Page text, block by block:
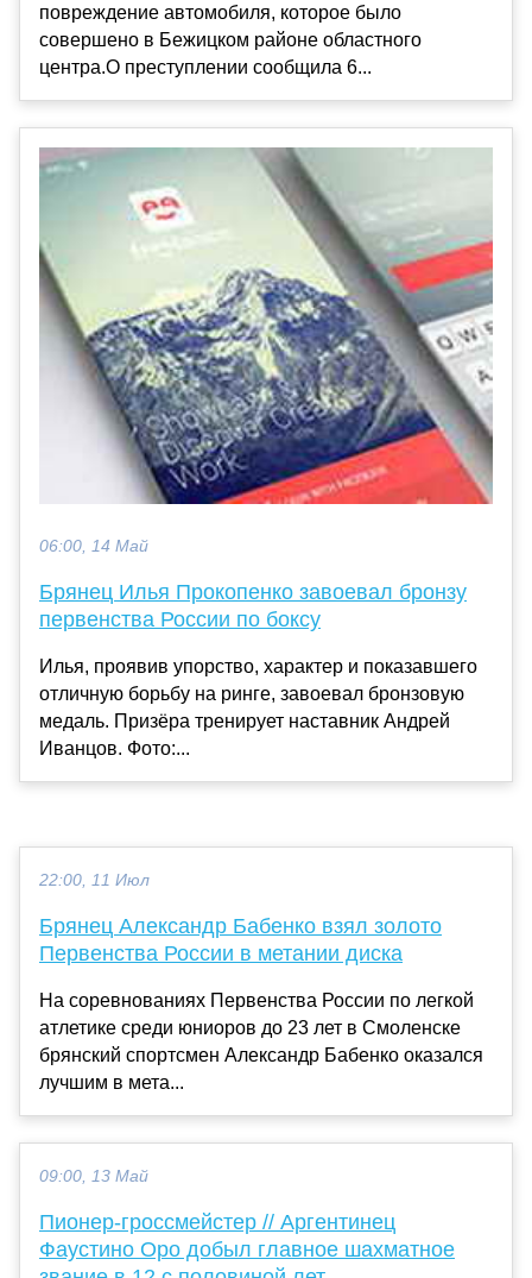
повреждение автомобиля, которое было
совершено в Бежицком районе областного
центра.О преступлении сообщила 6...
06:00, 14 Май
Брянец Илья Прокопенко завоевал бронзу
первенства России по боксу
Илья, проявив упорство, характер и показавшего
отличную борьбу на ринге, завоевал бронзовую
медаль. Призёра тренирует наставник Андрей
Иванцов. Фото:...
22:00, 11 Июл
Брянец Александр Бабенко взял золото
Первенства России в метании диска
На соревнованиях Первенства России по легкой
атлетике среди юниоров до 23 лет в Смоленске
брянский спортсмен Александр Бабенко оказался
лучшим в мета...
09:00, 13 Май
Пионер-гроссмейстер // Аргентинец
Фаустино Оро добыл главное шахматное